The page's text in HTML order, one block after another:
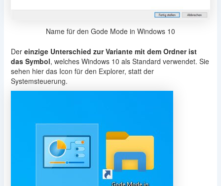
Name für den Gode Mode in Windows 10
Der einzige Unterschied zur Variante mit dem Ordner ist
das Symbol, welches Windows 10 als Standard verwendet. Sie
sehen hier das Icon für den Explorer, statt der
Systemsteuerung.